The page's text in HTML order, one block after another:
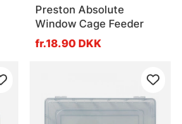
Preston Absolute
Window Cage Feeder
fr.18.90 DKK